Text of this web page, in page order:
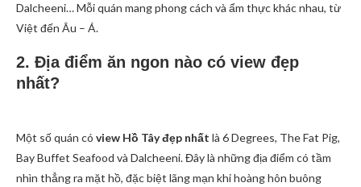
Dalcheeni… Mỗi quán mang phong cách và ẩm thực khác nhau, từ
Việt đến Âu – Á.
2. Địa điểm ăn ngon nào có view đẹp
nhất?
Một số quán có view Hồ Tây đẹp nhất là 6 Degrees, The Fat Pig,
Bay Buffet Seafood và Dalcheeni. Đây là những địa điểm có tầm
nhìn thẳng ra mặt hồ, đặc biệt lãng mạn khi hoàng hôn buông